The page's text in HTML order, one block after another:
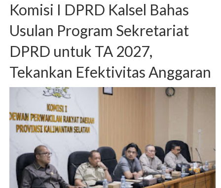
Komisi I DPRD Kalsel Bahas
Usulan Program Sekretariat
DPRD untuk TA 2027,
Tekankan Efektivitas Anggaran